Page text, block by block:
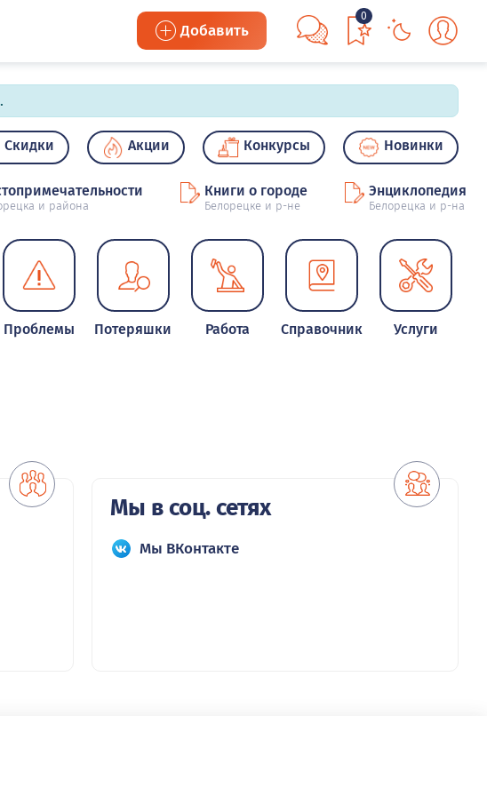
Добавить
0
Скидки Акции Конкурсы Новинки
и района
Книги о городе
Белорецке и р-не
Энциклопедия
Белорецка и р-на
Проблемы Потеряшки Работа Справочник Услуги
Мы в соц. сетях
Мы ВКонтакте